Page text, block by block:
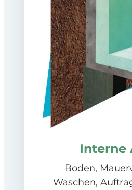
Interne
Boden,
Waschen,